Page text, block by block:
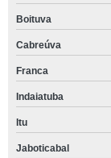
Boituva
Cabreúva
Franca
Indaiatuba
Itu
Jaboticabal